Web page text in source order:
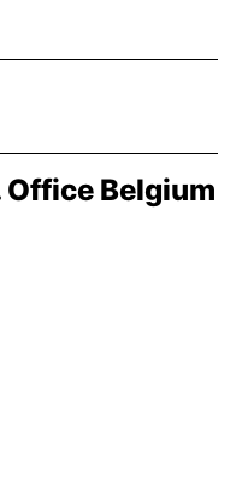
Office Belgium